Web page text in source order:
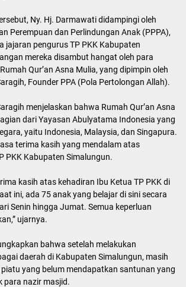
Ny. Hj. Darmawati didampingi oleh
Perempuan dan Perlindungan Anak (PPPA),
jajaran pengurus TP PKK Kabupaten
mereka disambut hangat oleh para
Qur’an Asna Mulia, yang dipimpin oleh
Founder PPA (Pola Pertolongan Allah).
menjelaskan bahwa Rumah Qur’an Asna
dari Yayasan Abulyatama Indonesia yang
yaitu Indonesia, Malaysia, dan Singapura.
terima kasih yang mendalam atas
PKK Kabupaten Simalungun.
kasih atas kehadiran Ibu Ketua TP PKK di
ini, ada 75 anak yang belajar di sini secara
Senin hingga Jumat. Semua keperluan
ujarnya.
bahwa setelah melakukan
daerah di Kabupaten Simalungun, masih
yang belum mendapatkan santunan yang
para nazir masjid.